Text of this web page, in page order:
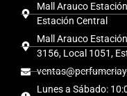
Mall Arauco
Estación Central
Mall Arauco
3156, Local 1051,
Lunes a Sábado: